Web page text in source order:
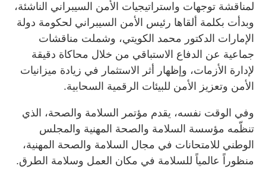
لمناقشة توجهات واستراتيجيات الأمن السيبراني الناشئة،
وبدأت بكلمة ألقاها رئيس الأمن السيبراني لحكومة دولة
الإمارات الدكتور محمد الكويتي، وشملت مناقشات
جماعية عن الدفاع الاستباقي من خلال محاكاة دقيقة
لإدارة الأزمات، وإظهار أثر الاستثمار في زيادة ميزانيات
الأمن وتعزيز الأمن للبيئات الرقمية السحابية.
وفي الوقت نفسه، يقدم مؤتمر السلامة والصحة، الذي
تنظّمه مؤسسة السلامة والصحة المهنية والمجلس
الوطني للامتحانات في مجال السلامة والصحة المهنية،
منظوراً عالمياً للسلامة في مكان العمل وسلامة الطرق.